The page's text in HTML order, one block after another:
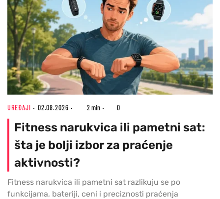
UREĐAJI 02.08.2026 2 min 0
Fitness narukvica ili pametni sat:
šta je bolji izbor za praćenje
aktivnosti?
Fitness narukvica ili pametni sat razlikuju se po
funkcijama, bateriji, ceni i preciznosti praćenja